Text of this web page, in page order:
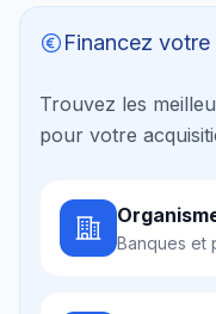
Financez
Trouvez les
pour votre
Banques et